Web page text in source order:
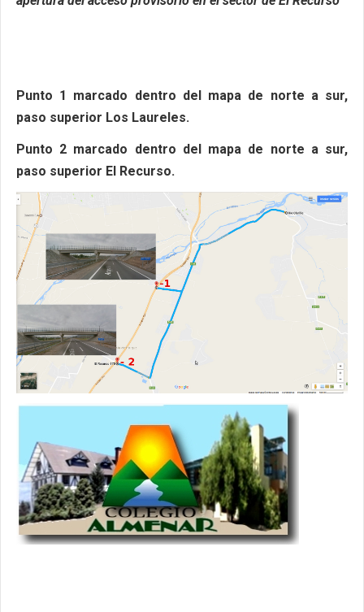
Punto 1 marcado dentro del mapa de norte a sur,
paso superior Los Laureles.
Punto 2 marcado dentro del mapa de norte a sur,
paso superior El Recurso.